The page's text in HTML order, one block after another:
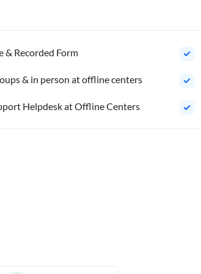
& Recorded Form
& in person at offline centers
Helpdesk at Offline Centers